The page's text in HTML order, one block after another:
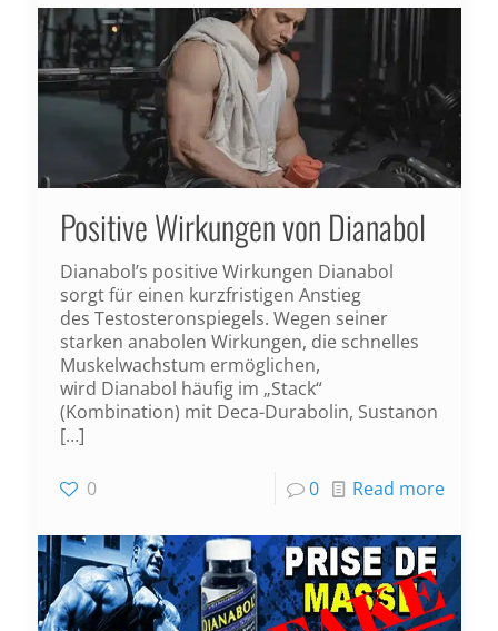
Positive Wirkungen von Dianabol
Dianabol’s positive Wirkungen Dianabol
sorgt für einen kurzfristigen Anstieg
des Testosteronspiegels. Wegen seiner
starken anabolen Wirkungen, die schnelles
Muskelwachstum ermöglichen,
wird Dianabol häufig im „Stack“
(Kombination) mit Deca-Durabolin, Sustanon
[…]
0 0 Read more